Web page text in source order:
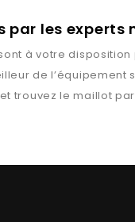
par les experts
à votre
de
et trouvez le maillot